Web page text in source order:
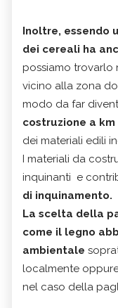
Inoltre, essendo
dei cereali ha
possiamo trovarlo
vicino alla zona
modo da far
costruzione a
dei materiali edili
I materiali da
inquinanti e
di inquinamento.
La scelta della
come il legno
ambientale
localmente
nel caso della